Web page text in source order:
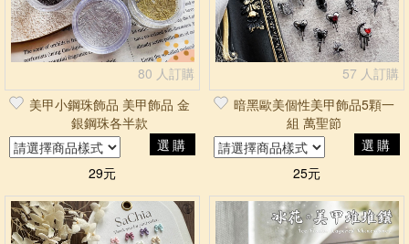
80 人訂購
美甲小鋼珠飾品 美甲飾品 金
銀鋼珠各半款
選購
29元
57 人訂購
暗黑歐美個性美甲飾品5顆一
組 萬聖節
選購
25元